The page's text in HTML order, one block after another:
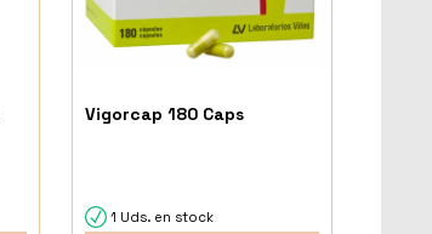
Vigorcap 180 Caps
1 Uds. en stock